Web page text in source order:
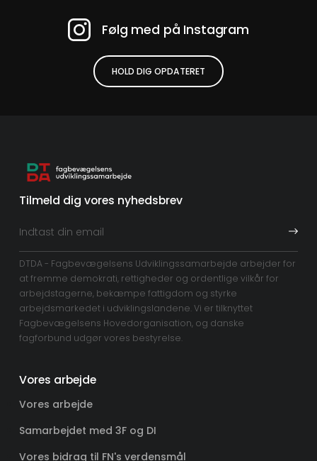
Følg med på Instagram
HOLD DIG OPDATERET
Tilmeld dig vores nyhedsbrev
DTDA - Fagbevægelsens Udviklingssamarbejde arbejder for
at fremme demokrati, rettigheder og ordentlige vilkår for
arbejdstagerne, bekæmpe fattigdom og styrke
arbejdsmarkedet i udviklingslandene. Vi er tilknyttet
Fagbevægelsens Hovedorganisation, og danske
fagforbund udgør vores bestyrelse.
Vores arbejde
Vores arbejde
Samarbejdet med 3F og DI
Vores bidrag til FN's verdensmål